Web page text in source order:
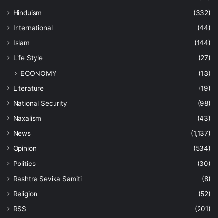
Hinduism
(332)
International
(44)
Islam
(144)
Life Style
(27)
ECONOMY (13)
Literature
(19)
National Security
(98)
Naxalism
(43)
News
(1,137)
Opinion
(534)
Politics
(30)
Rashtra Sevika Samiti
(8)
Religion
(52)
RSS
(201)